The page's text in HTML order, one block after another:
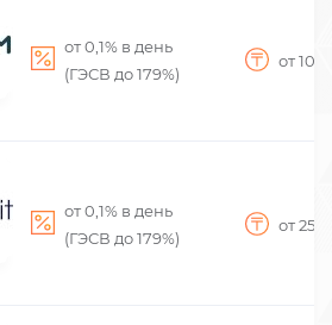
от 0,1% в день
(ГЭСВ до 179%)
от 10
от 0,1% в день
(ГЭСВ до 179%)
от 25